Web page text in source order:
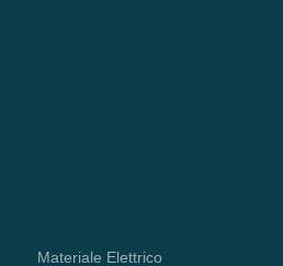
Materiale Elettrico